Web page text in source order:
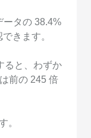
ータの 38.4%
きます。
ると、わずか
前の 245 倍
。